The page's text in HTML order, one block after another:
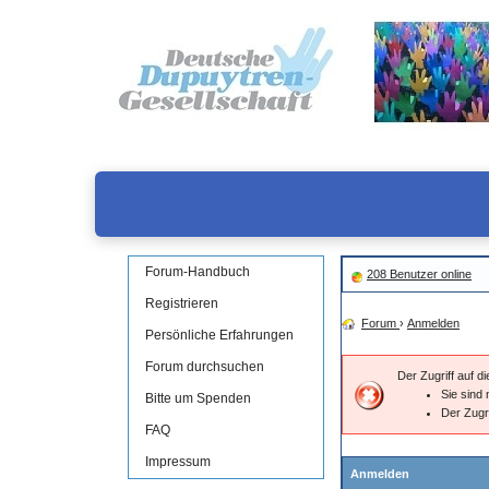
Forum-Handbuch
Registrieren
Persönliche Erfahrungen
Forum durchsuchen
Bitte um Spenden
FAQ
Impressum
208 Benutzer online
Forum › Anmelden
Der Zugriff auf
Sie sind
Der
Anmelden